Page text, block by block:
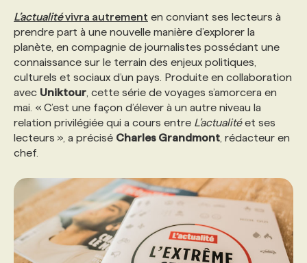
L’actualitévivra autrement en conviant ses lecteurs à
prendre part à une nouvelle manière d’explorer la
planète, en compagnie de journalistes possédant une
connaissance sur le terrain des enjeux politiques,
culturels et sociaux d’un pays. Produite en collaboration
avec Uniktour , cette série de voyages s’amorcera en
mai. « C’est une façon d’élever à un autre niveau la
relation privilégiée qui a cours entre L’actualitéet ses
lecteurs », a précisé Charles Grandmont , rédacteur en
chef.